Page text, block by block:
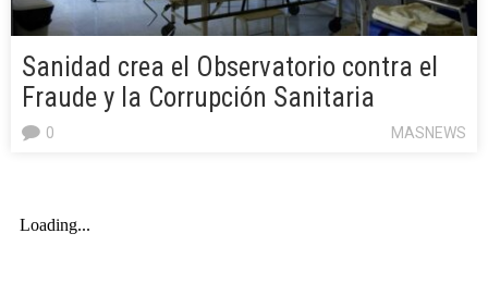
Sanidad crea el Observatorio contra el
Fraude y la Corrupción Sanitaria
MASNEWS
0